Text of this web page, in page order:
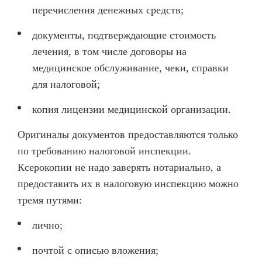
перечисления денежных средств;
документы, подтверждающие стоимость
лечения, в том числе договоры на
медицинское обслуживание, чеки, справки
для налоговой;
копия лицензии медицинской организации.
Оригиналы документов предоставляются только
по требованию налоговой инспекции.
Ксерокопии не надо заверять нотариально, а
предоставить их в налоговую инспекцию можно
тремя путями:
лично;
почтой с описью вложения;